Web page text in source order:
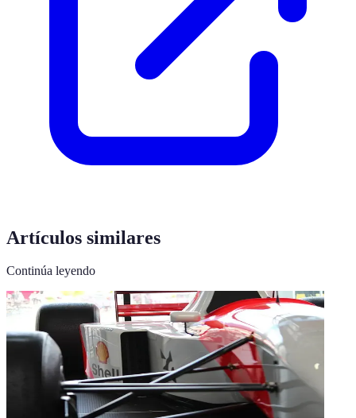
Artículos similares
Continúa leyendo